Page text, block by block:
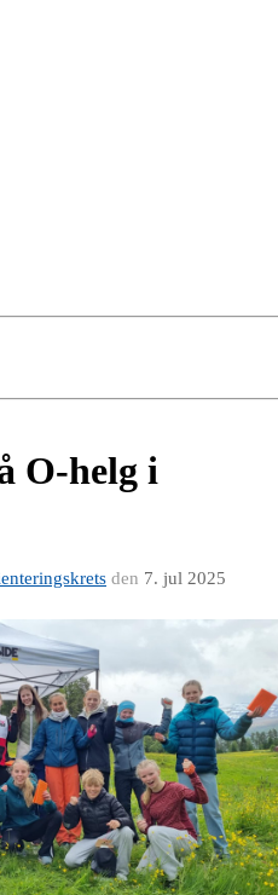
O-helg i
den 7. jul 2025